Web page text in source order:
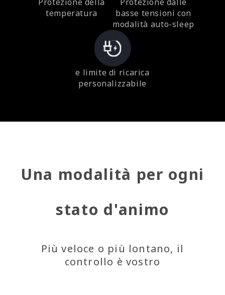
temperatura
basse tensioni con
modalità auto-sleep
e limite di ricarica
personalizzabile
Una modalità per ogni
stato d'animo
Più veloce o più lontano, il
controllo è vostro